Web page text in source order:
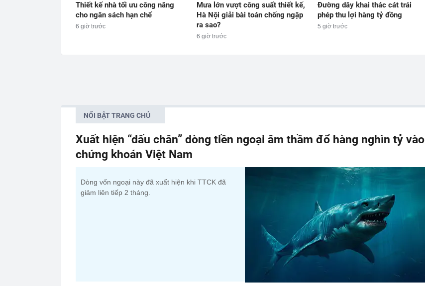
Thiết kế nhà tối ưu công năng
cho ngân sách hạn chế
6 giờ trước
Mưa lớn vượt công suất thiết kế,
Hà Nội giải bài toán chống ngập
ra sao?
6 giờ trước
Đường dây khai thác cát trái
phép thu lợi hàng tỷ đồng
5 giờ trước
NỔI BẬT TRANG CHỦ
Xuất hiện “dấu chân” dòng tiền ngoại âm thầm đổ hàng nghìn tỷ vào
chứng khoán Việt Nam
Dòng vốn ngoại này đã xuất hiện khi TTCK đã
giảm liên tiếp 2 tháng.